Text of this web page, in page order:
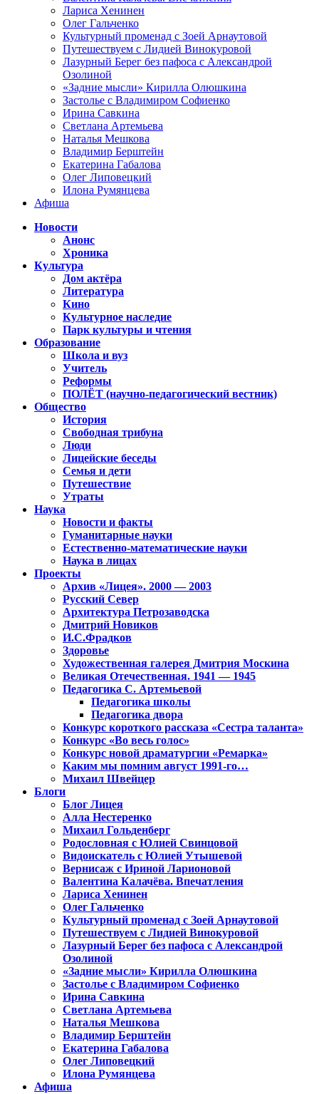
Лариса Хенинен
Олег Гальченко
Культурный променад с Зоей Арнаутовой
Путешествуем с Лидией Винокуровой
Лазурный Берег без пафоса с Александрой
Озолиной
«Задние мысли» Кирилла Олюшкина
Застолье с Владимиром Софиенко
Ирина Савкина
Светлана Артемьева
Наталья Мешкова
Владимир Берштейн
Екатерина Габалова
Олег Липовецкий
Илона Румянцева
Афиша
Новости
Анонс
Хроника
Культура
Дом актёра
Литература
Кино
Культурное наследие
Парк культуры и чтения
Образование
Школа и вуз
Учитель
Реформы
ПОЛЁТ (научно-педагогический вестник)
Общество
История
Свободная трибуна
Люди
Лицейские беседы
Семья и дети
Путешествие
Утраты
Наука
Новости и факты
Гуманитарные науки
Естественно-математические науки
Наука в лицах
Проекты
Архив «Лицея». 2000 — 2003
Русский Север
Архитектура Петрозаводска
Дмитрий Новиков
И.С.Фрадков
Здоровье
Художественная галерея Дмитрия Москина
Великая Отечественная. 1941 — 1945
Педагогика С. Артемьевой
Педагогика школы
Педагогика двора
Конкурс короткого рассказа «Сестра таланта»
Конкурс «Во весь голос»
Конкурс новой драматургии «Ремарка»
Каким мы помним август 1991-го…
Михаил Швейцер
Блоги
Блог Лицея
Алла Нестеренко
Михаил Гольденберг
Родословная с Юлией Свинцовой
Видоискатель с Юлией Утышевой
Вернисаж с Ириной Ларионовой
Валентина Калачёва. Впечатления
Лариса Хенинен
Олег Гальченко
Культурный променад с Зоей Арнаутовой
Путешествуем с Лидией Винокуровой
Лазурный Берег без пафоса с Александрой
Озолиной
«Задние мысли» Кирилла Олюшкина
Застолье с Владимиром Софиенко
Ирина Савкина
Светлана Артемьева
Наталья Мешкова
Владимир Берштейн
Екатерина Габалова
Олег Липовецкий
Илона Румянцева
Афиша